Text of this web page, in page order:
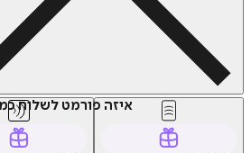
איזה פורמט לשלוח כמתנה?